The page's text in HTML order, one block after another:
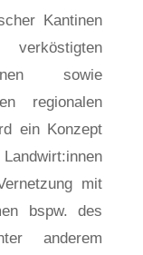
Kantinen
sowie
regionalen
ein Konzept
mit
bspw. des
anderem